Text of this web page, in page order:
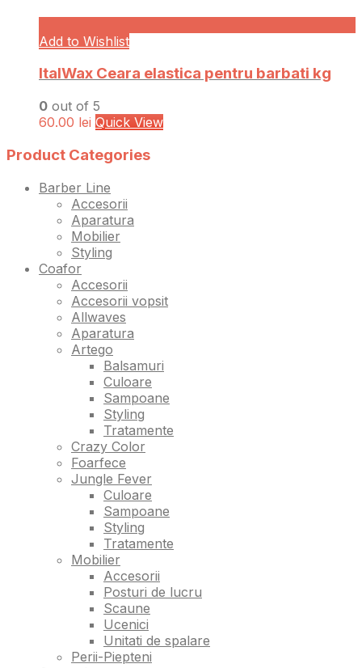
Add to Wishlist
ItalWax Ceara elastica pentru barbati kg
0 out of 5
60.00 lei Quick View
Product Categories
Barber Line
Accesorii
Aparatura
Mobilier
Styling
Coafor
Accesorii
Accesorii vopsit
Allwaves
Aparatura
Artego
Balsamuri
Culoare
Sampoane
Styling
Tratamente
Crazy Color
Foarfece
Jungle Fever
Culoare
Sampoane
Styling
Tratamente
Mobilier
Accesorii
Posturi de lucru
Scaune
Ucenici
Unitati de spalare
Perii-Piepteni